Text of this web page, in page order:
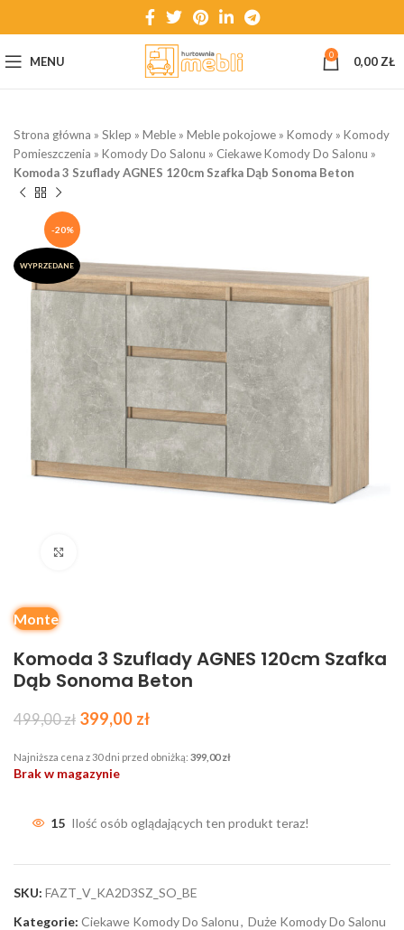
MENU 0 0,00 ZŁ
Strona główna » Sklep » Meble » Meble pokojowe » Komody » Komody
Pomieszczenia » Komody Do Salonu » Ciekawe Komody Do Salonu »
Komoda 3 Szuflady AGNES 120cm Szafka Dąb Sonoma Beton
-20%
WYPRZEDANE
Monte
Komoda 3 Szuflady AGNES 120cm Szafka
Dąb Sonoma Beton
499,00zł 399,00 zł
Najniższa cena z 30 dni przed obniżką: 399,00zł
Brak w magazynie
15 Ilość osób oglądających ten produkt teraz!
SKU: FAZT_V_KA2D3SZ_SO_BE
Kategorie: Ciekawe Komody Do Salonu, Duże Komody Do Salonu